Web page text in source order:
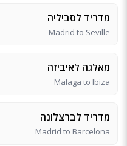
מדריד לסביליה
Madrid to Seville
מאלגה לאיביזה
Malaga to Ibiza
מדריד לברצלונה
Madrid to Barcelona